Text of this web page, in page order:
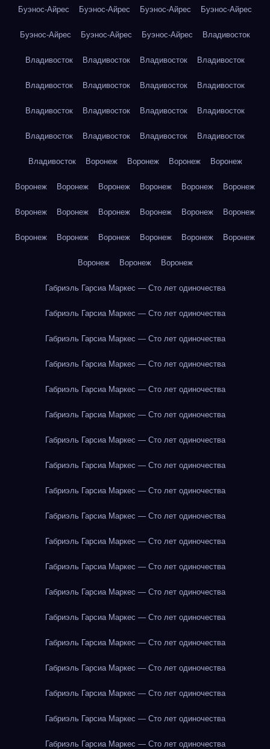
Буэнос-Айрес Буэнос-Айрес Буэнос-Айрес Буэнос-Айрес
Буэнос-Айрес Буэнос-Айрес Буэнос-Айрес Владивосток
Владивосток Владивосток Владивосток Владивосток
Владивосток Владивосток Владивосток Владивосток
Владивосток Владивосток Владивосток Владивосток
Владивосток Владивосток Владивосток Владивосток
Владивосток Воронеж Воронеж Воронеж Воронеж
Воронеж Воронеж Воронеж Воронеж Воронеж Воронеж
Воронеж Воронеж Воронеж Воронеж Воронеж Воронеж
Воронеж Воронеж Воронеж Воронеж Воронеж Воронеж
Воронеж Воронеж Воронеж
Габриэль Гарсиа Маркес — Сто лет одиночества
Габриэль Гарсиа Маркес — Сто лет одиночества
Габриэль Гарсиа Маркес — Сто лет одиночества
Габриэль Гарсиа Маркес — Сто лет одиночества
Габриэль Гарсиа Маркес — Сто лет одиночества
Габриэль Гарсиа Маркес — Сто лет одиночества
Габриэль Гарсиа Маркес — Сто лет одиночества
Габриэль Гарсиа Маркес — Сто лет одиночества
Габриэль Гарсиа Маркес — Сто лет одиночества
Габриэль Гарсиа Маркес — Сто лет одиночества
Габриэль Гарсиа Маркес — Сто лет одиночества
Габриэль Гарсиа Маркес — Сто лет одиночества
Габриэль Гарсиа Маркес — Сто лет одиночества
Габриэль Гарсиа Маркес — Сто лет одиночества
Габриэль Гарсиа Маркес — Сто лет одиночества
Габриэль Гарсиа Маркес — Сто лет одиночества
Габриэль Гарсиа Маркес — Сто лет одиночества
Габриэль Гарсиа Маркес — Сто лет одиночества
Габриэль Гарсиа Маркес — Сто лет одиночества